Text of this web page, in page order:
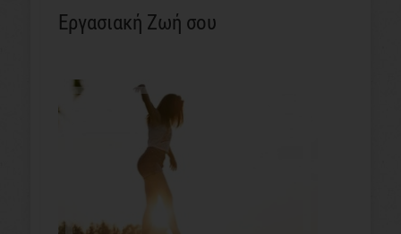
Εργασιακή Ζωή σου